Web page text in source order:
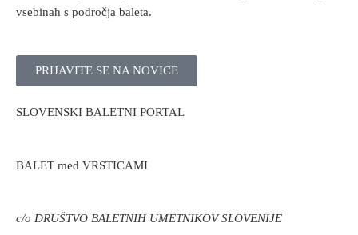
vsebinah s področja baleta.
PRIJAVITE SE NA NOVICE
SLOVENSKI BALETNI PORTAL
BALET med VRSTICAMI
c/o DRUŠTVO BALETNIH UMETNIKOV SLOVENIJE